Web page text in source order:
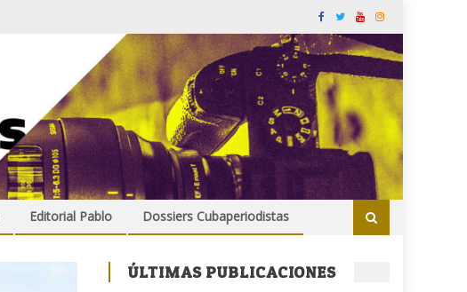
Editorial Pablo Dossiers Cubaperiodistas
ÚLTIMAS PUBLICACIONES